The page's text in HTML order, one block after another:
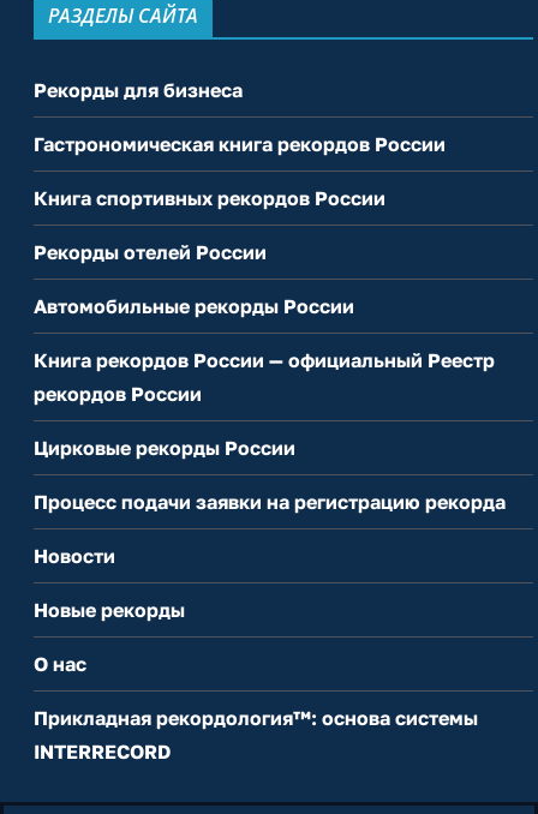
РАЗДЕЛЫ САЙТА
Рекорды для бизнеса
Гастрономическая книга рекордов России
Книга спортивных рекордов России
Рекорды отелей России
Автомобильные рекорды России
Книга рекордов России — официальный Реестр
рекордов России
Цирковые рекорды России
Процесс подачи заявки на регистрацию рекорда
Новости
Новые рекорды
О нас
Прикладная рекордология™: основа системы
INTERRECORD